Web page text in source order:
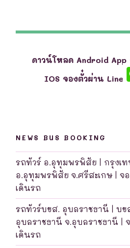
ดาวน์โหลด Android App
IOS จองตั๋วผ่าน Line
NEWS BUS BOOKING
รถทัวร์ อ.อุทุมพรพิสัย | กรุงเ
อ.อุทุมพรพิสัย จ.ศรีสะเกษ | จ
เดินรถ
รถทัวร์บขส. อุบลราชธานี | บข
อุบลราชธานี จ.อุบลราชธานี |
เดินรถ